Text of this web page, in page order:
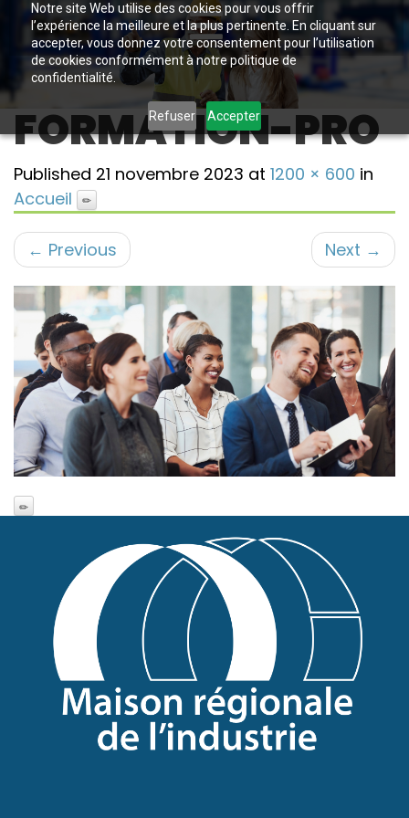
Notre site Web utilise des cookies pour vous offrir
l’expérience la meilleure et la plus pertinente. En cliquant sur
accepter, vous donnez votre consentement pour l’utilisation
de cookies conformément à notre politique de
confidentialité.
Refuser Accepter
FORMATION-PRO
Published 21 novembre 2023 at 1200 × 600 in
Accueil
← Previous Next →